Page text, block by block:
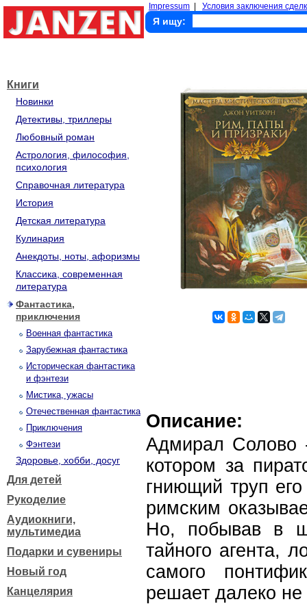
Impressum Условия заключения
Я ищу:
Книги
Новинки
Детективы, триллеры
Любовный роман
Астрология, философия,
психология
Справочная литература
История
Детская литература
Кулинария
Анекдоты, ноты, афоризмы
Классика, современная
литература
Фантастика,
приключения
Военная фантастика
Зарубежная фантастика
Историческая фантастика
и фэнтези
Мистика, ужасы
Отечественная фантастика
Приключения
Фэнтези
Здоровье, хобби, досуг
Для детей
Рукоделие
Аудиокниги,
мультимедиа
Подарки и сувениры
Новый год
Канцелярия
Описание:
Адмирал Солово
котором за
гниющий труп
римским
Но, побывав в
тайного агента,
самого
решает далеко